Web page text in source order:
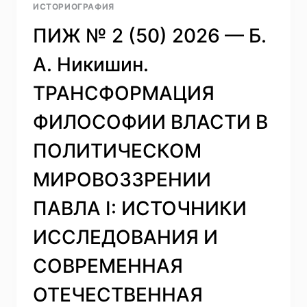
ИСТОРИОГРАФИЯ
ПИЖ № 2 (50) 2026 — Б.
А. Никишин.
ТРАНСФОРМАЦИЯ
ФИЛОСОФИИ ВЛАСТИ В
ПОЛИТИЧЕСКОМ
МИРОВОЗЗРЕНИИ
ПАВЛА I: ИСТОЧНИКИ
ИССЛЕДОВАНИЯ И
СОВРЕМЕННАЯ
ОТЕЧЕСТВЕННАЯ